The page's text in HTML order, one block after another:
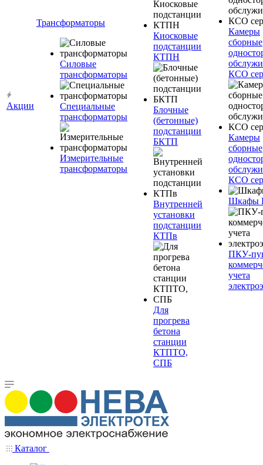
Акции
Трансформаторы
Силовые
трансформаторы
Специальные
трансформаторы
Измерительные
трансформаторы
Киосковые
подстанции
КТПН
Блочные
(бетонные)
подстанции
БКТП
Внутренней
установки
подстанции
КТПв
Для
прогрева
бетона
станции
КТПТО,
СПБ
Камеры
сборные
КСО
Камеры
сборные
КСО
Шкафы
ПКУ-
учета
Каталог